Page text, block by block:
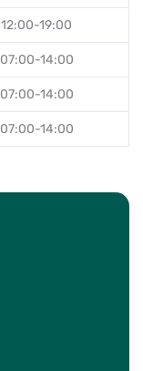
12:00-19:00
07:00-14:00
07:00-14:00
07:00-14:00